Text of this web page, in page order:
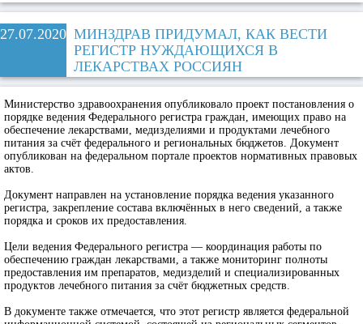
27.07.2020 МИНЗДРАВ ПРИДУМАЛ, КАК ВЕСТИ
РЕГИСТР НУЖДАЮЩИХСЯ В
ЛЕКАРСТВАХ РОССИЯН
Министерство здравоохранения опубликовало проект постановления о
порядке ведения Федерального регистра граждан, имеющих право на
обеспечение лекарствами, медизделиями и продуктами лечебного
питания за счёт федерального и региональных бюджетов. Документ
опубликован на федеральном портале проектов нормативных правовых
актов.
Документ направлен на установление порядка ведения указанного
регистра, закрепление состава включённых в него сведений, а также
порядка и сроков их предоставления.
Цели ведения Федерального регистра — координация работы по
обеспечению граждан лекарствами, а также мониторинг полноты
предоставления им препаратов, медизделий и специализированных
продуктов лечебного питания за счёт бюджетных средств.
В документе также отмечается, что этот регистр является федеральной